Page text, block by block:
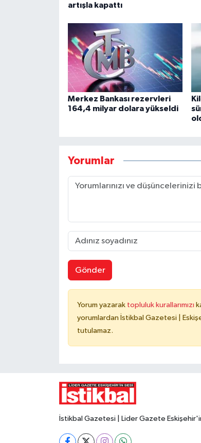
artışla kapattı
Merkez Bankası rezervleri
164,4 milyar dolara yükseldi
Yorumlar
Gönder
Yorum yazarak topluluk kurallarımızı
yorumlardan İstikbal Gazetesi |
tutulamaz.
İstikbal Gazetesi | Lider Gazete